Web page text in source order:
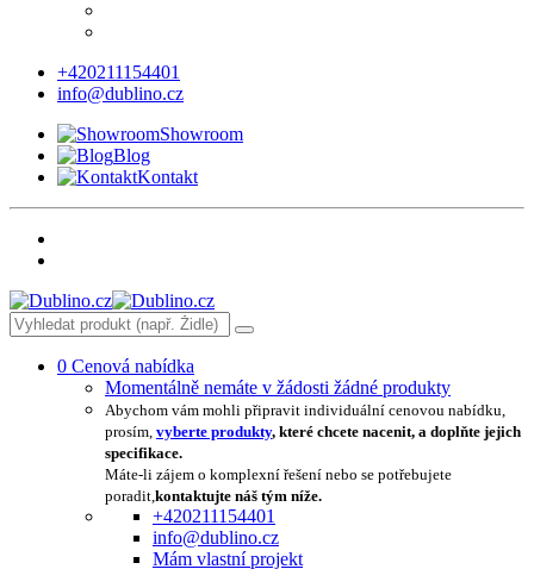
+420211154401
info@dublino.cz
Showroom
Blog
Kontakt
0 Cenová nabídka
Momentálně nemáte v žádosti žádné produkty
Abychom vám mohli připravit individuální cenovou nabídku,
prosím, vyberte produkty, které chcete nacenit, a doplňte jejich
specifikace.
Máte-li zájem o komplexní řešení nebo se potřebujete
poradit,kontaktujte náš tým níže.
+420211154401
info@dublino.cz
Mám vlastní projekt